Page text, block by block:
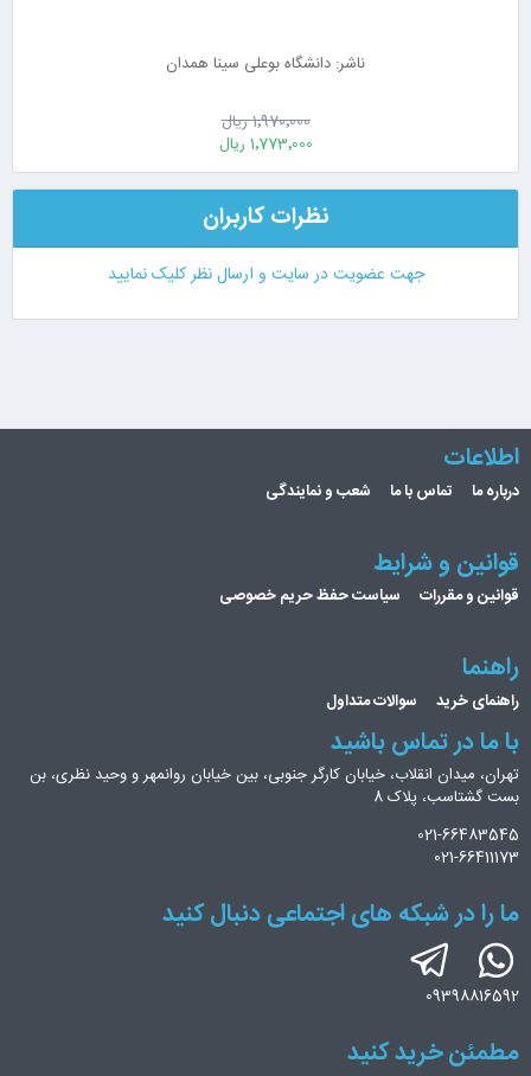
ناشر: دانشگاه بوعلی سینا همدان
1٬970٬000 ریال
1٬773٬000 ریال
نظرات کاربران
جهت عضویت در سایت و ارسال نظر کلیک نمایید
اطلاعات
درباره ما تماس با ما شعب و نمایندگی
قوانین و شرایط
قوانین و مقررات سیاست حفظ حریم خصوصی
راهنما
راهنمای خرید سوالات متداول
با ما در تماس باشید
تهران، میدان انقلاب، خیابان کارگر جنوبی، بین خیابان روانمهر و وحید نظری، بن
بست گشتاسب، پلاک 8
021-66483545
021-66411173
ما را در شبکه های اجتماعی دنبال کنید
09398816592
مطمئن خرید کنید